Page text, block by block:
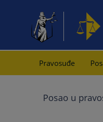
Pravosuđe
Posao u